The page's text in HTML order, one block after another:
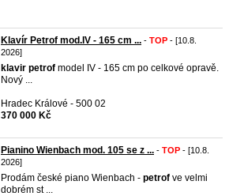
Klavír Petrof mod.IV - 165 cm ... - TOP - [10.8.
2026]
klavir petrof model IV - 165 cm po celkové opravě.
Nový ...
Hradec Králové - 500 02
370 000 Kč
Pianino Wienbach mod. 105 se z ... - TOP - [10.8.
2026]
Prodám české piano Wienbach - petrof ve velmi
dobrém st ...